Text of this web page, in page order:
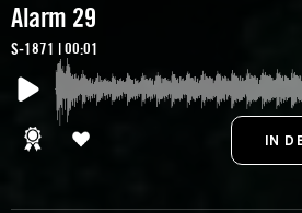
Alarm 29
S-1871 | 00:01